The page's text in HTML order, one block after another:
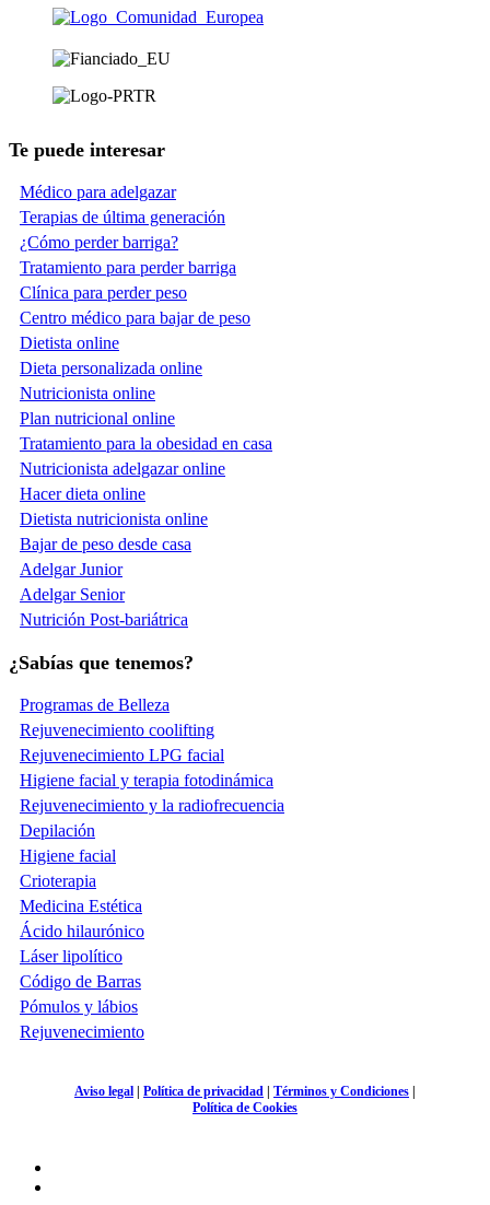
Te puede interesar
Médico para adelgazar
Terapias de última generación
¿Cómo perder barriga?
Tratamiento para perder barriga
Clínica para perder peso
Centro médico para bajar de peso
Dietista online
Dieta personalizada online
Nutricionista online
Plan nutricional online
Tratamiento para la obesidad en casa
Nutricionista adelgazar online
Hacer dieta online
Dietista nutricionista online
Bajar de peso desde casa
Adelgar Junior
Adelgar Senior
Nutrición Post-bariátrica
¿Sabías que tenemos?
Programas de Belleza
Rejuvenecimiento coolifting
Rejuvenecimiento LPG facial
Higiene facial y terapia fotodinámica
Rejuvenecimiento y la radiofrecuencia
Depilación
Higiene facial
Crioterapia
Medicina Estética
Ácido hilaurónico
Láser lipolítico
Código de Barras
Pómulos y lábios
Rejuvenecimiento
Aviso legal Política de privacidad Términos y Condiciones
Política de Cookies